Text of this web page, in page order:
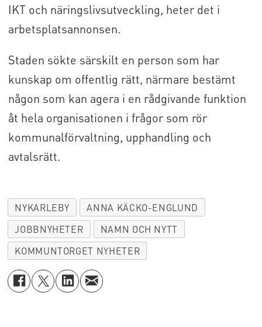
IKT och näringslivsutveckling, heter det i
arbetsplatsannonsen.
Staden sökte särskilt en person som har
kunskap om offentlig rätt, närmare bestämt
någon som kan agera i en rådgivande funktion
åt hela organisationen i frågor som rör
kommunalförvaltning, upphandling och
avtalsrätt.
NYKARLEBY
ANNA KÄCKO-ENGLUND
JOBBNYHETER
NAMN OCH NYTT
KOMMUNTORGET NYHETER